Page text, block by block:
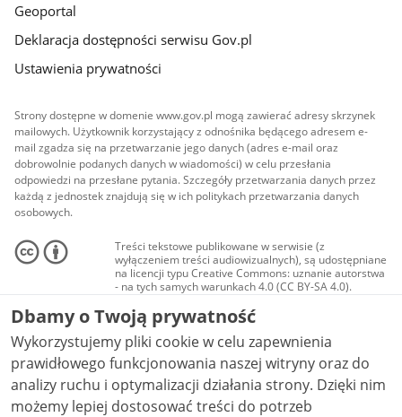
Geoportal
Deklaracja dostępności serwisu Gov.pl
Ustawienia prywatności
Strony dostępne w domenie www.gov.pl mogą zawierać adresy skrzynek
mailowych. Użytkownik korzystający z odnośnika będącego adresem e-
mail zgadza się na przetwarzanie jego danych (adres e-mail oraz
dobrowolnie podanych danych w wiadomości) w celu przesłania
odpowiedzi na przesłane pytania. Szczegóły przetwarzania danych przez
każdą z jednostek znajdują się w ich politykach przetwarzania danych
osobowych.
Treści tekstowe publikowane w serwisie (z
wyłączeniem treści audiowizualnych), są udostępniane
na licencji typu Creative Commons: uznanie autorstwa
- na tych samych warunkach 4.0 (CC BY-SA 4.0).
Materiały audiowizualne, w tym zdjęcia, materiały
audio i wideo, są udostępniane na licencji typu
Creative Commons: uznanie autorstwa użycie
niekomercyjne - bez utworów zależnych 4.0 (CC BY-
NC-ND 4.0), o ile nie jest to stwierdzone inaczej.
Dbamy o Twoją prywatność
Wykorzystujemy pliki cookie w celu zapewnienia
prawidłowego funkcjonowania naszej witryny oraz do
analizy ruchu i optymalizacji działania strony. Dzięki nim
możemy lepiej dostosować treści do potrzeb